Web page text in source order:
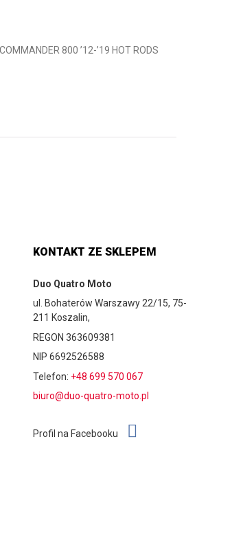
800 ’12-’19 HOT RODS
KONTAKT ZE SKLEPEM
Duo Quatro Moto
ul. Bohaterów Warszawy 22/15, 75-
211 Koszalin,
REGON 363609381
NIP 6692526588
Telefon: +48 699 570 067
biuro@duo-quatro-moto.pl
Profil na Facebooku